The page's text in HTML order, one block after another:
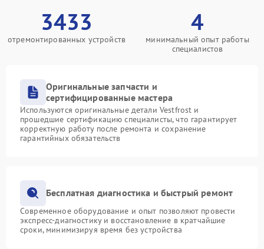
3433
отремонтированных устройств
4
минимальный опыт работы
специалистов
Оригинальные запчасти и
сертифицированные мастера
Используются оригинальные детали Vestfrost и
прошедшие сертификацию специалисты, что гарантирует
корректную работу после ремонта и сохранение
гарантийных обязательств
Бесплатная диагностика и быстрый ремонт
Современное оборудование и опыт позволяют провести
экспресс-диагностику и восстановление в кратчайшие
сроки, минимизируя время без устройства